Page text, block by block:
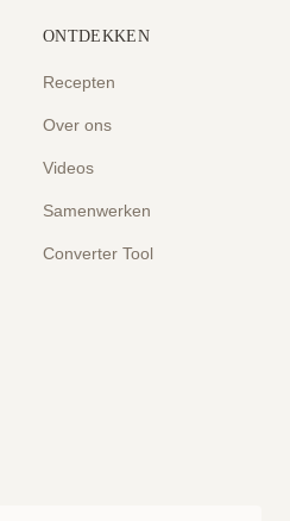
ONTDEKKEN
Recepten
Over ons
Videos
Samenwerken
Converter Tool